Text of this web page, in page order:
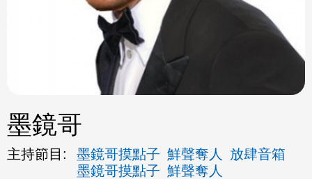
墨鏡哥
主持節目: 墨鏡哥摸點子 鮮聲奪人
放肆音箱
墨鏡哥摸點子 鮮聲奪人